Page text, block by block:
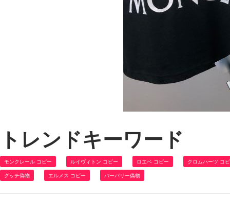
トレンドキーワード
モンクレール コピー ルイヴィトン コピー ロエベ コピー クロムハーツ コ
グッチ偽物 エルメス コピー バーバリー偽物